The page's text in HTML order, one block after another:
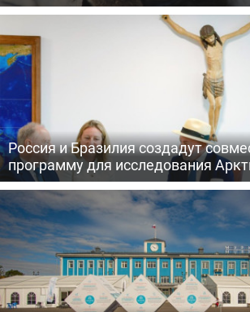
Россия и Бразилия создадут
программу для исследования